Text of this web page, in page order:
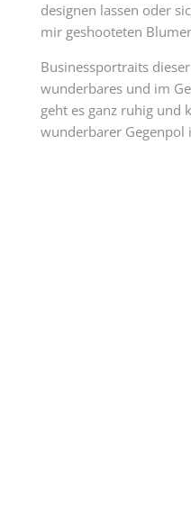
designen lassen oder
mir geshooteten
Businessportraits
wunderbares und im
geht es ganz ruhig und
wunderbarer Gegenpol